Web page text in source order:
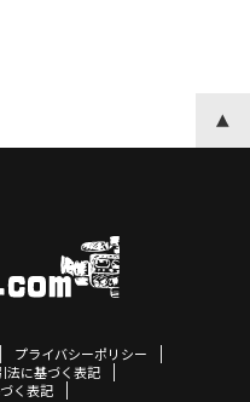
プライバシーポリシー
法に基づく表記
く表記